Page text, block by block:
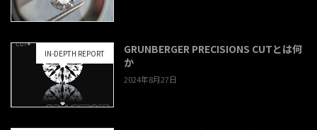
IN-DEPTH REPORT
GRUNBERGER PRECISIONS CUTとは何
か
2024年8月27日